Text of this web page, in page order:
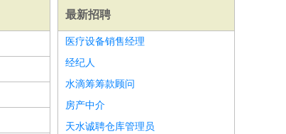
最新招聘
医疗设备销售经理
经纪人
水滴筹筹款顾问
房产中介
天水诚聘仓库管理员